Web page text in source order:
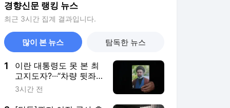
경향신문 랭킹 뉴스
최근 3시간 집계 결과입니다.
많이 본 뉴스 탐독한 뉴스
1
이란 대통령도 못 본 최
고지도자?···“차량 뒷좌
석서 이뤄진 은밀한 만
3시간 전